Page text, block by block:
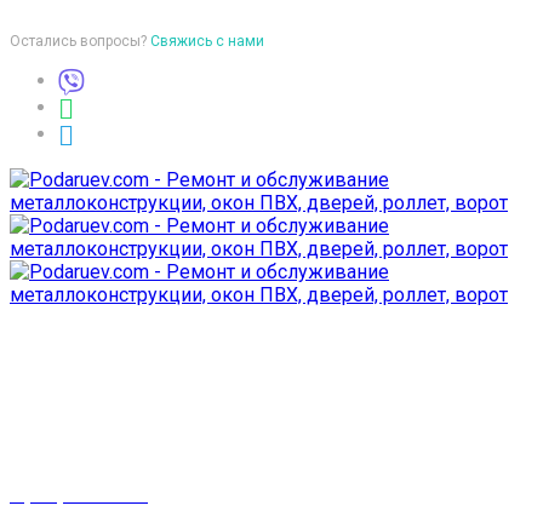
Остались вопросы? Свяжись с нами